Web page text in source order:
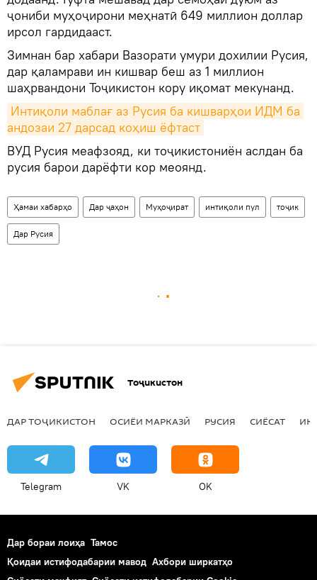
ҷониби муҳоҷирони меҳнатӣ 649 миллион доллар
ирсол гардидааст.
Зимнан бар хабари Вазорати умури дохилии Русия,
дар қаламрави ин кишвар беш аз 1 миллион
шаҳрвандони Тоҷикистон кору иқомат мекунанд.
Интиқоли маблағ аз Русия ба кишварҳои ИДМ ба
андозаи 27 дарсад коҳиш ёфтаст
ВУД Русия меафзояд, ки тоҷикистониён аслдан ба
русия барои дарёфти кор меоянд.
Ҳамаи хабарҳо Дар ҷаҳон Муҳоҷират интиқоли пул тоҷик
Дар Русия
Тоҷикистон
ДАР ТОҶИКИСТОН ОСИЁИ МАРКАЗӢ РУСИЯ СИЁСАТ
Telegram VK OK
Дар бораи лоиҳа Тамос
Қоидаи истифодабарии мавод Ахбори ширкатҳо